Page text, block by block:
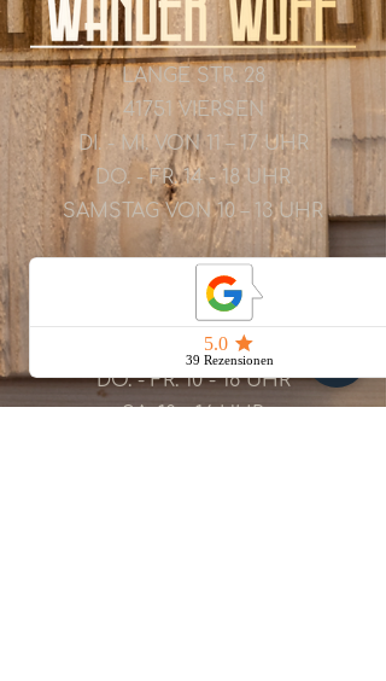
LANGE STR. 28
41751 VIERSEN
DI. - MI. VON 11 – 17 UHR
​DO. - FR. 14 - 18 UHR
SAMSTAG VON 10 – 13 UHR
KLOSTERSTR. 67
41379 BRÜGGEN
MI. 14 - 18 UHR
DO. - FR. 10 - 18 UHR
SA. 10 - 16 UHR